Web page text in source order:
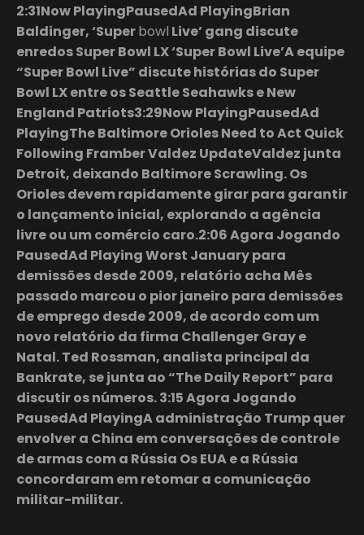
2:31Now PlayingPausedAd PlayingBrian
Baldinger, ‘Superbowl Live’ gang discute
enredos Super Bowl LX ‘Super Bowl Live’A equipe
“Super Bowl Live” discute histórias do Super
Bowl LX entre os Seattle Seahawks e New
England Patriots3:29Now PlayingPausedAd
PlayingThe Baltimore Orioles Need to Act Quick
Following Framber Valdez UpdateValdez junta
Detroit, deixando Baltimore Scrawling. Os
Orioles devem rapidamente girar para garantir
o lançamento inicial, explorando a agência
livre ou um comércio caro.2:06 Agora Jogando
PausedAd Playing Worst January para
demissões desde 2009, relatório acha Mês
passado marcou o pior janeiro para demissões
de emprego desde 2009, de acordo com um
novo relatório da firma Challenger Gray e
Natal. Ted Rossman, analista principal da
Bankrate, se junta ao “The Daily Report” para
discutir os números. 3:15 Agora Jogando
PausedAd PlayingA administração Trump quer
envolver a China em conversações de controle
de armas com a Rússia Os EUA e a Rússia
concordaram em retomar a comunicação
militar-militar.